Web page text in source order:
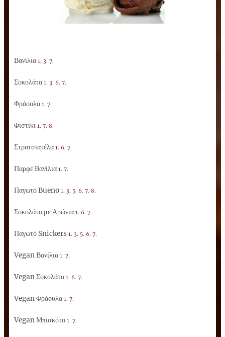
Βανίλια 1. 3. 7.
Σοκολάτα 1. 3. 6. 7.
Φράουλα 1. 7.
Φιστίκι 1. 7. 8.
Στρατσιατέλα 1. 6. 7.
Παρφέ Βανίλια 1. 7.
Παγωτό Bueno 1. 3. 5. 6. 7. 8.
Σοκολάτα με Αρώνια 1. 6. 7.
Παγωτό Snickers 1. 3. 5. 6. 7.
Vegan Βανίλια 1. 7.
Vegan Σοκολάτα 1. 6. 7.
Vegan Φράουλα 1. 7.
Vegan Μπισκότο 1. 7.